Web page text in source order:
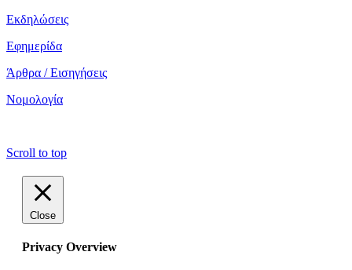
Εκδηλώσεις
Εφημερίδα
Άρθρα / Εισηγήσεις
Νομολογία
Scroll to top
Close
Privacy Overview